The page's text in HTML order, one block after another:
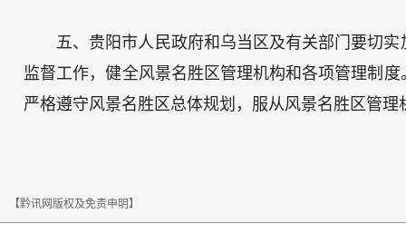
五、贵阳市人民政府和乌当区及有关部门要切
监督工作，健全风景名胜区管理机构和各项管理制
严格遵守风景名胜区总体规划，服从风景名胜区管理
【黔讯网版权及免责申明】